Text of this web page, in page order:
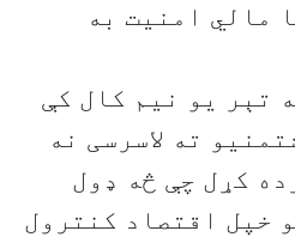
مالي امنیت به
تېر یو نیم کال کې
ته لاسرسی نه
کړل چې څه ډول
خپل اقتصاد کنترول